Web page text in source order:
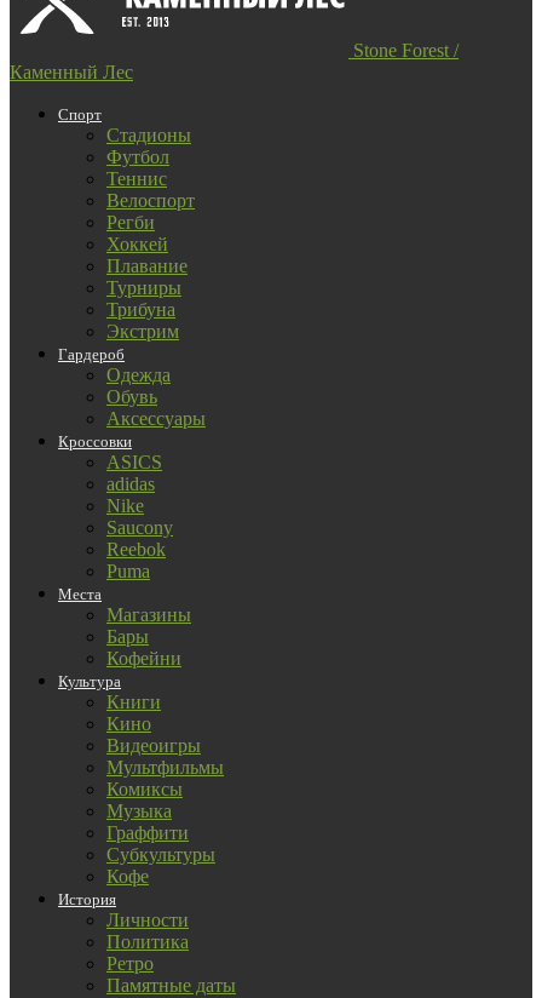
Stone Forest /
Каменный Лес
Спорт
Стадионы
Футбол
Теннис
Велоспорт
Регби
Хоккей
Плавание
Турниры
Трибуна
Экстрим
Гардероб
Одежда
Обувь
Аксессуары
Кроссовки
ASICS
adidas
Nike
Saucony
Reebok
Puma
Места
Магазины
Бары
Кофейни
Культура
Книги
Кино
Видеоигры
Мультфильмы
Комиксы
Музыка
Граффити
Субкультуры
Кофе
История
Личности
Политика
Ретро
Памятные даты